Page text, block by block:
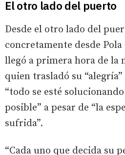
El otro lado del puerto
Desde el otro lado del
concretamente desde
llegó a primera hora de la
quien trasladó su
“todo se esté
posible” a pesar de “la
sufrida”.
“Cada uno que decida su